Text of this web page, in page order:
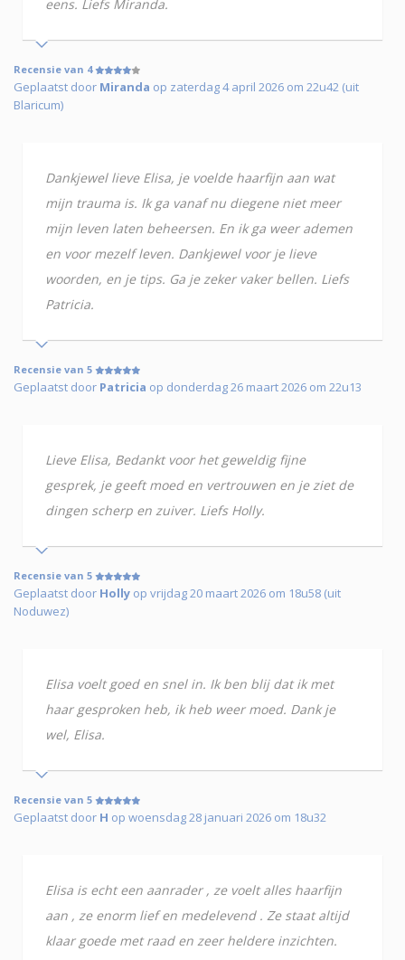
eens. Liefs Miranda.
Recensie van 4
Geplaatst door Miranda op zaterdag 4 april 2026 om 22u42 (uit
Blaricum)
Dankjewel lieve Elisa, je voelde haarfijn aan wat
mijn trauma is. Ik ga vanaf nu diegene niet meer
mijn leven laten beheersen. En ik ga weer ademen
en voor mezelf leven. Dankjewel voor je lieve
woorden, en je tips. Ga je zeker vaker bellen. Liefs
Patricia.
Recensie van 5
Geplaatst door Patricia op donderdag 26 maart 2026 om 22u13
Lieve Elisa, Bedankt voor het geweldig fijne
gesprek, je geeft moed en vertrouwen en je ziet de
dingen scherp en zuiver. Liefs Holly.
Recensie van 5
Geplaatst door Holly op vrijdag 20 maart 2026 om 18u58 (uit
Noduwez)
Elisa voelt goed en snel in. Ik ben blij dat ik met
haar gesproken heb, ik heb weer moed. Dank je
wel, Elisa.
Recensie van 5
Geplaatst door H op woensdag 28 januari 2026 om 18u32
Elisa is echt een aanrader , ze voelt alles haarfijn
aan , ze enorm lief en medelevend . Ze staat altijd
klaar goede met raad en zeer heldere inzichten.